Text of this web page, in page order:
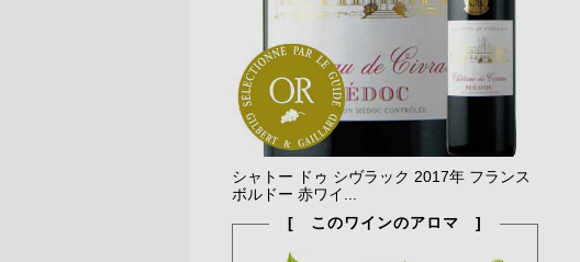
シャトー ドゥ シヴラック 2017年 フランス
ボルドー 赤ワイ...
[ このワインのアロマ ]